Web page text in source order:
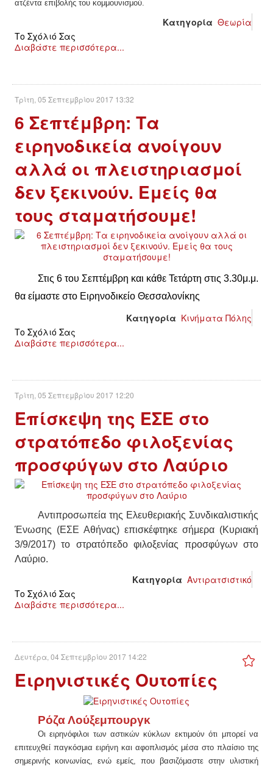
ατζέντα επιβολής του κομμουνισμού.
Κατηγορία Θεωρία
Το Σχόλιό Σας
Διαβάστε περισσότερα...
Τρίτη, 05 Σεπτεμβρίου 2017 13:32
6 Σεπτέμβρη: Τα
ειρηνοδικεία ανοίγουν
αλλά οι πλειστηριασμοί
δεν ξεκινούν. Εμείς θα
τους σταματήσουμε!
Στις 6 του Σεπτέμβρη και κάθε Τετάρτη στις 3.30μ.μ.
θα είμαστε στο Ειρηνοδικείο Θεσσαλονίκης
Κατηγορία Κινήματα Πόλης
Το Σχόλιό Σας
Διαβάστε περισσότερα...
Τρίτη, 05 Σεπτεμβρίου 2017 12:20
Επίσκεψη της ΕΣΕ στο
στρατόπεδο φιλοξενίας
προσφύγων στο Λαύριο
Αντιπροσωπεία της Ελευθεριακής Συνδικαλιστικής
Ένωσης (ΕΣΕ Αθήνας) επισκέφτηκε σήμερα (Κυριακή
3/9/2017) το στρατόπεδο φιλοξενίας προσφύγων στο
Λαύριο.
Κατηγορία Αντιρατσιστικό
Το Σχόλιό Σας
Διαβάστε περισσότερα...
Δευτέρα, 04 Σεπτεμβρίου 2017 14:22
Ειρηνιστικές Ουτοπίες
Ρόζα Λούξεμπουργκ
Οι ειρηνόφιλοι των αστικών κύκλων εκτιμούν ότι μπορεί να
επιτευχθεί παγκόσμια ειρήνη και αφοπλισμός μέσα στο πλαίσιο της
σημερινής κοινωνίας, ενώ εμείς, που βασιζόμαστε στην υλιστική